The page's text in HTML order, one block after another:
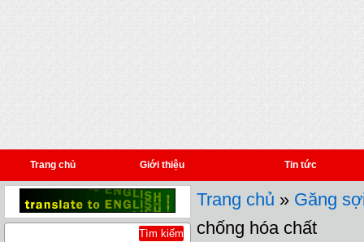
Trang chủ Giới thiệu Tin tức
Trang chủ » Găng
chống hóa chất